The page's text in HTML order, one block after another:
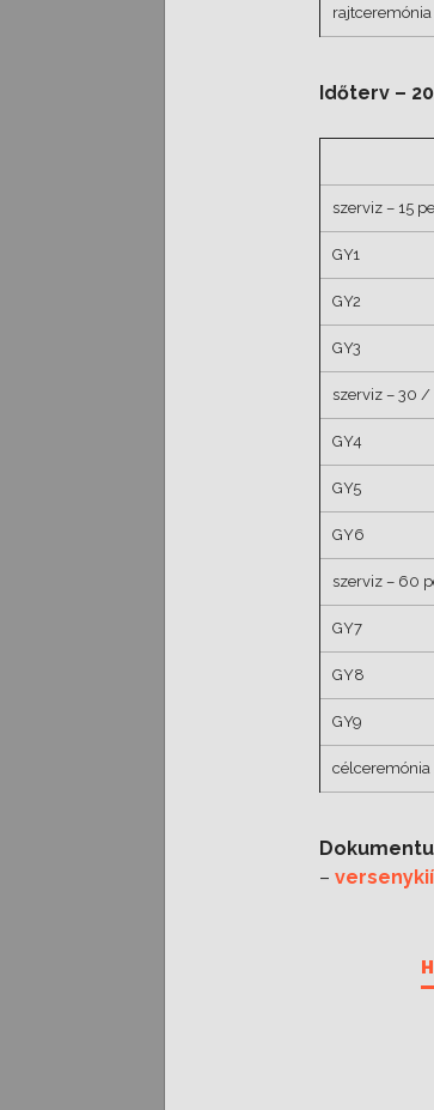
rajtceremónia
Időterv –
szerviz – 15
GY1
GY2
GY3
szerviz – 30
GY4
GY5
GY6
szerviz – 60
GY7
GY8
GY9
célceremónia
–